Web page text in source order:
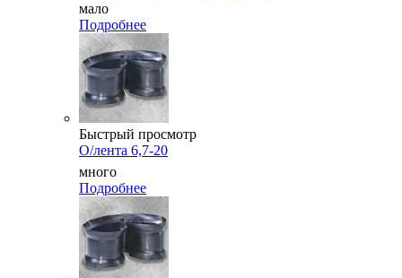
мало
Подробнее
Быстрый просмотр
О/лента 6,7-20
много
Подробнее